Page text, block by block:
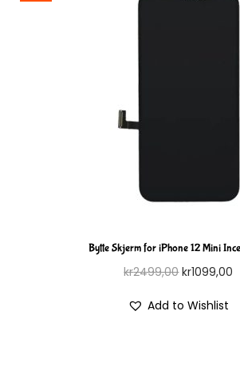
Bytte Skjerm for iPhone 12 Mini
kr2499,00 kr1099,00
Add to Wishlist